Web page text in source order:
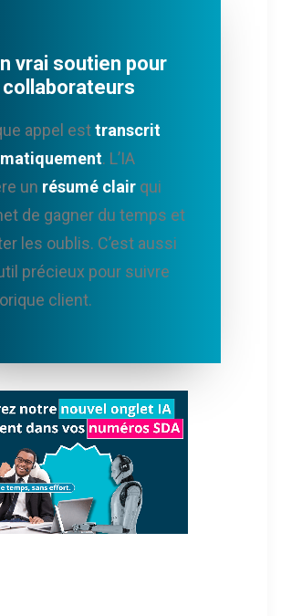
vrai soutien pour
appel esttranscrit
. L’IA
un résumé clair qui
de gagner du temps et
les oublis. C’est aussi
précieux pour suivre
client.